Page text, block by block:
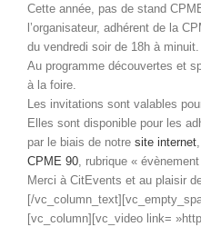
Cette année, pas de stand
l’organisateur, adhérent de la
du vendredi soir de 18h à minuit.
Au programme découvertes et
à la foire.
Les invitations sont valables
Elles sont disponible pour les
par le biais de notre site internet
CPME 90, rubrique «
Merci à CitEvents et au plaisir
[/
[vc_column][vc_video link=